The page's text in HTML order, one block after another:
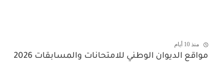
منذ 10 أيام
مواقع الديوان الوطني للامتحانات والمسابقات 2026